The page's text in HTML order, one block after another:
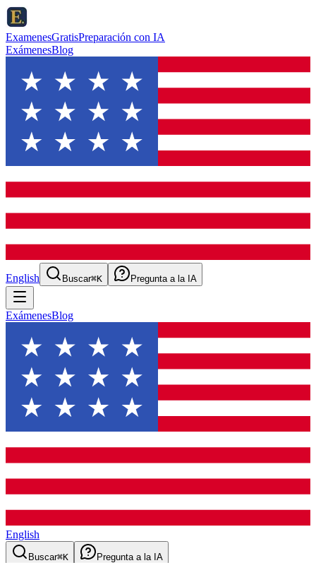
ExamenesGratisPreparación con IA
ExámenesBlog
English Buscar⌘K Pregunta a la IA
ExámenesBlog
English
Buscar⌘K Pregunta a la IA